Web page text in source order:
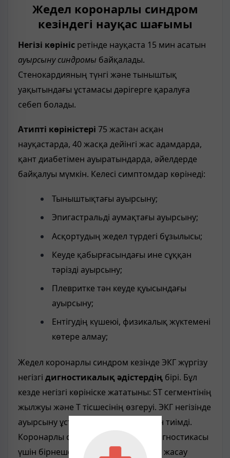
Жедел коронарлы синдром
кезіндегі науқас шағымы
Негізі көрініс ретінде науқаста 15 мин асатын
ауырсыну синдромы байқалады.
Стенокардияның түнгі және тыныштық
уақытындағы ұстамасы дәрігерге қаралуға
себеп болады.
Атипті көріністері 75 жастан асқан
науқастарда, 40 жасқа дейінгі жас адамдарда,
қант диабетімен ауыратындарда, әйелдерде
байқалуы мүмкін. Келесі симптомдар көрінеді:
Тыныштықтағы ауырсыну;
Эпигастральді аумақтағы ауырсыну;
Асқортудың жедел түрдегі бұзылысы;
Кеуде қабырғасындағы ине сұққан
тәрізді ауырсыну;
Плевритке тән кеуде қуысындағы
ауырсыну;
Ентігудің күшеюі, физикалық жүктемені
көтере алмау;
Жедел коронарлы синдром кезінде ЭКГ жүргізу
негізгі дигностикалық әдістердің бірі. Бұл
кезде негізгі көрініске жататыны: ST сегментінің
жылжуы және Т тісшесінің өзгеруі. ЭКГ негізінде
ауырсыну ұстамасы кезінде жасаған тиімді.
Коронарлы синдромды шартты диагностикасы
үшін бірнеше ЭКГ динамика кезінде жасау